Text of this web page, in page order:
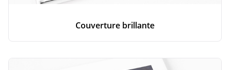
Couverture brillante